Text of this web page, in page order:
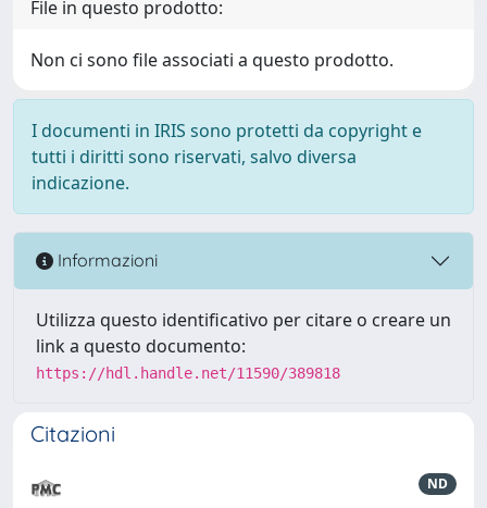
File in questo prodotto:
Non ci sono file associati a questo prodotto.
I documenti in IRIS sono protetti da copyright e
tutti i diritti sono riservati, salvo diversa
indicazione.
Informazioni
Utilizza questo identificativo per citare o creare un
link a questo documento:
https://hdl.handle.net/11590/389818
Citazioni
ND